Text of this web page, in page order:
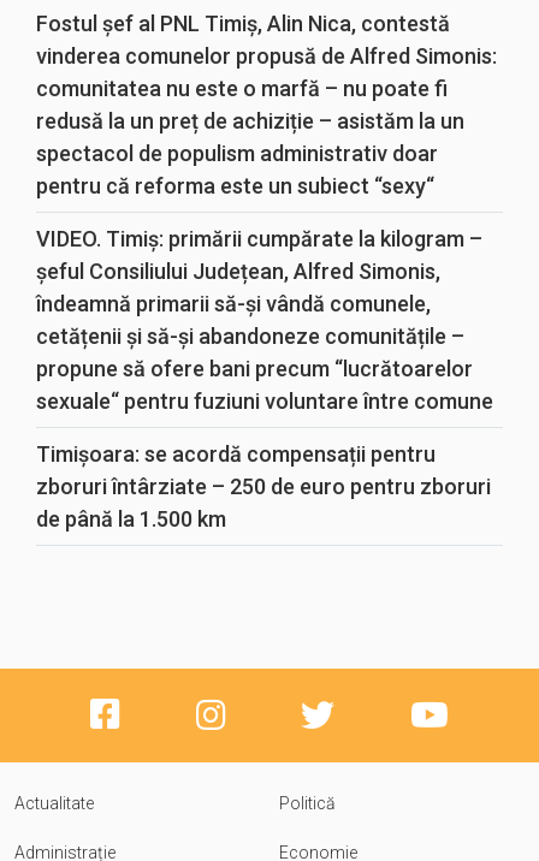
Fostul șef al PNL Timiș, Alin Nica, contestă
vinderea comunelor propusă de Alfred Simonis:
comunitatea nu este o marfă – nu poate fi
redusă la un preț de achiziție – asistăm la un
spectacol de populism administrativ doar
pentru că reforma este un subiect “sexy“
VIDEO. Timiș: primării cumpărate la kilogram –
șeful Consiliului Județean, Alfred Simonis,
îndeamnă primarii să-și vândă comunele,
cetățenii și să-și abandoneze comunitățile –
propune să ofere bani precum “lucrătoarelor
sexuale“ pentru fuziuni voluntare între comune
Timișoara: se acordă compensații pentru
zboruri întârziate – 250 de euro pentru zboruri
de până la 1.500 km
Actualitate Politică
Administrație Economie